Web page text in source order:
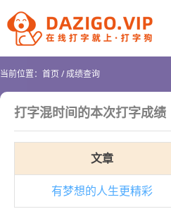
当前位置： 首页/成绩查询
打字混时间的本次打字成绩
文章
有梦想的人生更精彩